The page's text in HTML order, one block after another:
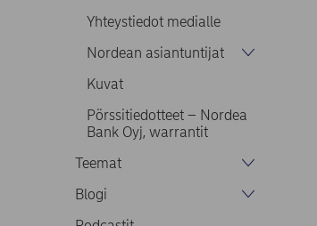
Yhteystiedot medialle
Nordean asiantuntijat
Kuvat
Pörssitiedotteet – Nordea
Bank Oyj, warrantit
Teemat
Blogi